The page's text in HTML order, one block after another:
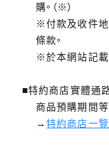
購。（※）
※付款及收件地
條款。
※於本網站記載
■特約商店實體通
商品預購期間等
→特約商店一